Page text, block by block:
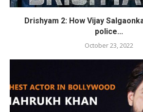
Drishyam 2: How Vijay
police...
October 23, 2022